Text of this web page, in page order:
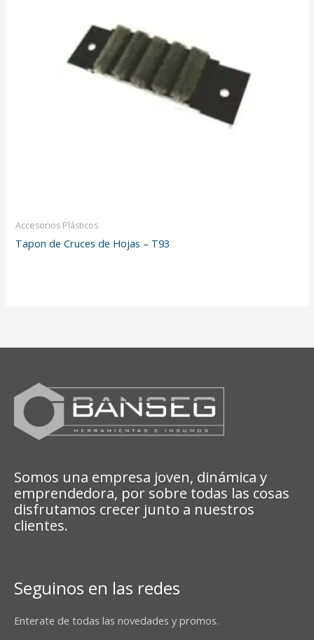
Accesorios Plásticos
Tapon de Cruces de Hojas – T93
Somos una empresa joven, dinámica y
emprendedora, por sobre todas las cosas
disfrutamos crecer junto a nuestros
clientes.
Seguinos en las redes
Enterate de todas las novedades y promos.